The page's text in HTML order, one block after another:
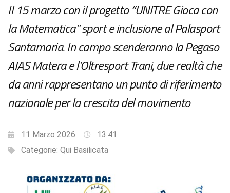
Il 15 marzo con il progetto “UNITRE Gioca con
la Matematica” sport e inclusione al Palasport
Santamaria. In campo scenderanno la Pegaso
AIAS Matera e l’Oltresport Trani, due realtà che
da anni rappresentano un punto di riferimento
nazionale per la crescita del movimento
11 Marzo 2026
13:41
Categorie: Qui Basilicata